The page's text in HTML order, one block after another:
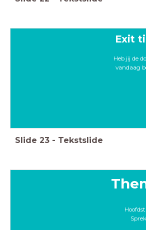
Exit
Heb jij de
vandaag
Slide 23 - Tekstslide